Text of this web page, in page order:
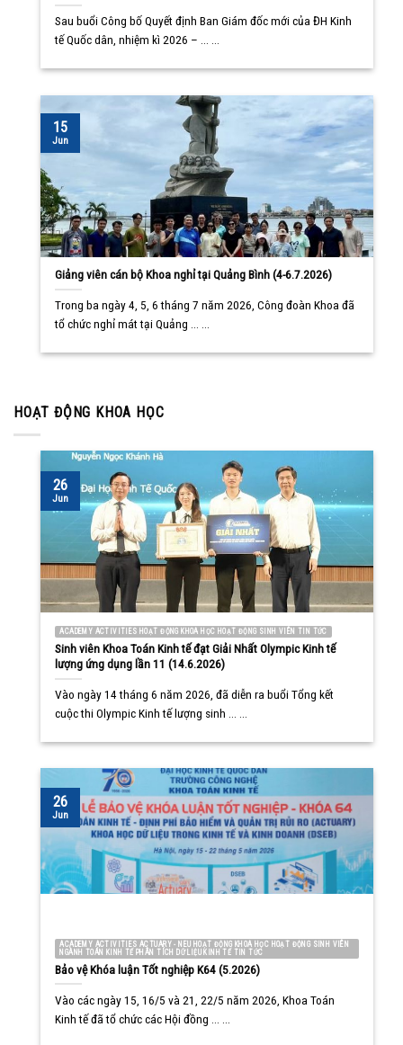
Sau buổi Công bố Quyết định Ban Giám đốc mới của ĐH Kinh
tế Quốc dân, nhiệm kì 2026 – ... ...
Giảng viên cán bộ Khoa nghỉ tại Quảng Bình (4-6.7.2026)
Trong ba ngày 4, 5, 6 tháng 7 năm 2026, Công đoàn Khoa đã
tổ chức nghỉ mát tại Quảng ... ...
15
Jun
HOẠT ĐỘNG KHOA HỌC
ACADEMY ACTIVITIES HOẠT ĐỘNG KHOA HỌC HOẠT ĐỘNG SINH VIÊN TIN TỨC
Sinh viên Khoa Toán Kinh tế đạt Giải Nhất Olympic Kinh tế
lượng ứng dụng lần 11 (14.6.2026)
Vào ngày 14 tháng 6 năm 2026, đã diễn ra buổi Tổng kết
cuộc thi Olympic Kinh tế lượng sinh ... ...
26
Jun
ACADEMY ACTIVITIES ACTUARY - NEU HOẠT ĐỘNG KHOA HỌC HOẠT ĐỘNG SINH VIÊN
NGÀNH TOÁN KINH TẾ PHÂN TÍCH DỮ LIỆU KINH TẾ TIN TỨC
Bảo vệ Khóa luận Tốt nghiệp K64 (5.2026)
Vào các ngày 15, 16/5 và 21, 22/5 năm 2026, Khoa Toán
Kinh tế đã tổ chức các Hội đồng ... ...
26
Jun